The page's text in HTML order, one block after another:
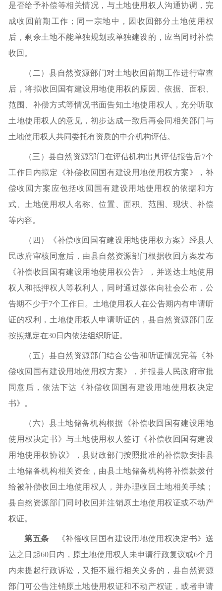
是否给予补偿等相关情况，与土地使用权人沟通协调，完
成收回前期工作；同一宗地中，因收回部分土地使用权
后，剩余土地不能单独规划或单独建设的，应当同时补偿
收回。
（ 二 ） 县自然资源部门对土地收回前期工作进行审查
后，将拟收回国有建设用地使用权的原因、依据、面积、
范围、补偿方式等情况书面告知土地使用权人，充分听取
土地使用权人的意见，初步达成一致后再会同相关部门与
土地使用权人共同委托有资质的中介机构评估。
（三 ） 县自然资源部门在评估机构出具评估报告后7个
工作日内拟定《补偿收回国有建设用地使用权方案》，补
偿收回方案应包括收回国有建设用地使用权的依据和方
式、土地使用权人名称、位置、面积、范围、现状、补偿
等内容。
（ 四 ）
《补偿收回国有建设用地使用权方案》经县人
民政府审核同意后，由县自然资源部门根据收回方案发布
《补偿收回国有建设用地使用权公告》，并送达土地使用
权人和抵押权人等权利人，同时通过媒体向社会公布，公
告期不少于7个工作日。土地使用权人在公告期内有申请听
证的权利，土地使用权人申请听证的，县自然资源部门应
按照规定在30日内依法组织听证。
（ 五） 县自然资源部门结合公告和听证情况完善《补
偿收回国有建设用地使用权方案》，并报县人民政府审批
同意后，依法下达《补偿收回国有建设用地使用权决定
书》
。
（ 六） 县土地储备机构根据《补偿收回国有建设用地
使用权决定书》与土地使用权人签订《补偿收回国有建设
用地使用权协议》，县财政部门按照批准的补偿款安排县
土地储备机构相关资金，由县土地储备机构将补偿款拨付
给被补偿收回土地使用权人，并办理收回土地相关手续；
县自然资源部门同时收回并注销原土地使用权证或不动产
权证。
第五条
《补偿收回国有建设用地使用权决定书》送
达之日起60日内，原土地使用权人未申请行政复议或6个月
内未提起行政诉讼，又拒不履行相关义务的，县自然资源
部门可公告注销原土地使用权证和不动产权证，或者申请